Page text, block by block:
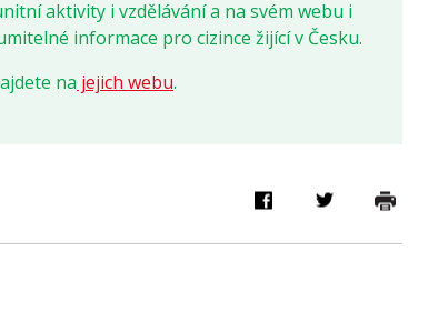
aktivity i vzdělávání a na svém webu i
informace pro cizince žijící v Česku.
na jejich webu.